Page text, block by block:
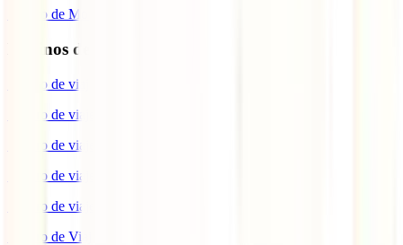
Seguro de Moto
Destinos de interés
Seguro de viaje a EEUU
Seguro de viaje a Indonesia
Seguro de viaje a Marruecos
Seguro de viaje a Reino Unido
Seguro de viaje a México
Seguro de Viaje a Tailandia